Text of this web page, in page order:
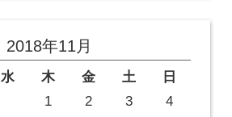
2018年11月
水 木 金 土
日
1
2 3
4